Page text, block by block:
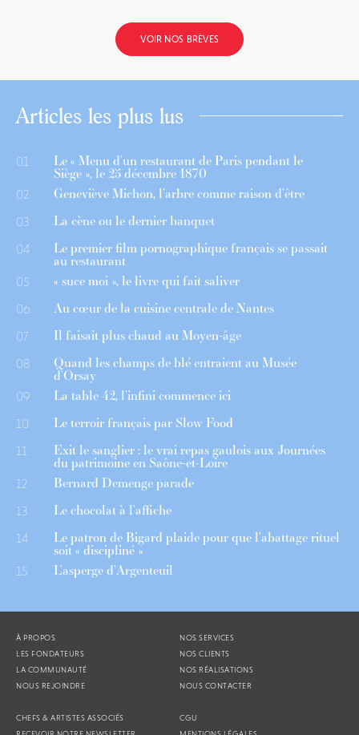
VOIR NOS BRÈVES
Articles les plus lus
01 Le « Menu d’un restaurant de Paris pendant le
Siège », le 25 décembre 1870
02 Geneviève Michon, l’arbre comme raison d’être
03 La cène ou le dernier banquet
04 Le premier film pornographique français se passait
au restaurant
05 « suce moi », le livre qui fait saliver
06 Au cœur de la cuisine centrale de Nantes
07 Il faisait plus chaud au Moyen-âge
08 Quand les champs de blé entraient au Musée
d’Orsay
09 La table 42, l’infini commence ici
10 Le terroir français par Slow Food
11 Exit le sanglier : le vrai repas gaulois aux Journées
du patrimoine en Saône-et-Loire
12 Bernard Demenge parade
13 Le chocolat à l’affiche
14 Le patron de Bigard plaide pour que l’abattage rituel
soit « discipliné »
15 L’asperge d’Argenteuil
À PROPOS
LES FONDATEURS
LA COMMUNAUTÉ
NOUS REJOINDRE
NOS SERVICES
NOS CLIENTS
NOS RÉALISATIONS
NOUS CONTACTER
CHEFS & ARTISTES ASSOCIÉS
CGU